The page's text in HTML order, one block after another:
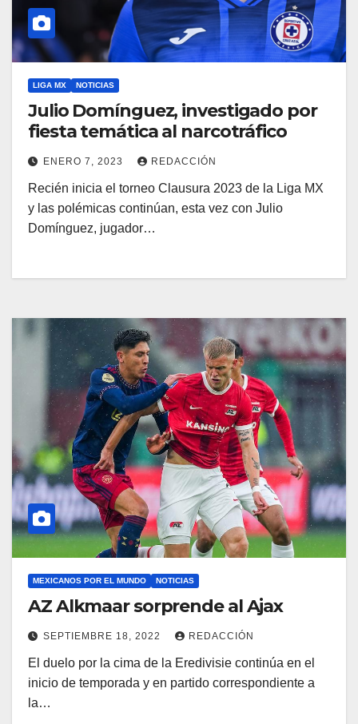
LIGA MX NOTICIAS
Julio Domínguez, investigado por
fiesta temática al narcotráfico
ENERO 7, 2023 REDACCIÓN
Recién inicia el torneo Clausura 2023 de la Liga MX
y las polémicas continúan, esta vez con Julio
Domínguez, jugador…
MEXICANOS POR EL MUNDO NOTICIAS
AZ Alkmaar sorprende al Ajax
SEPTIEMBRE 18, 2022 REDACCIÓN
El duelo por la cima de la Eredivisie continúa en el
inicio de temporada y en partido correspondiente a
la…